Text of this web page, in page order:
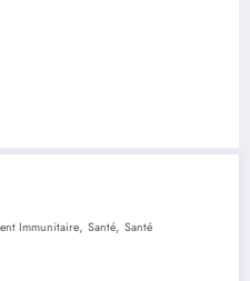
Immunitaire, Santé, Santé